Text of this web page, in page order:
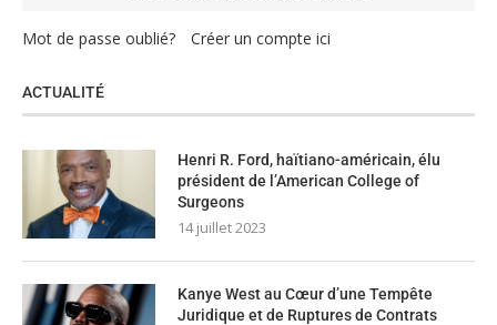
Mot de passe oublié? Créer un compte ici
ACTUALITÉ
Henri R. Ford, haïtiano-américain, élu
président de l’American College of
Surgeons
14 juillet 2023
Kanye West au Cœur d’une Tempête
Juridique et de Ruptures de Contrats